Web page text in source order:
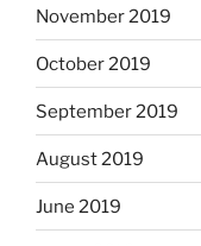
November 2019
October 2019
September 2019
August 2019
June 2019